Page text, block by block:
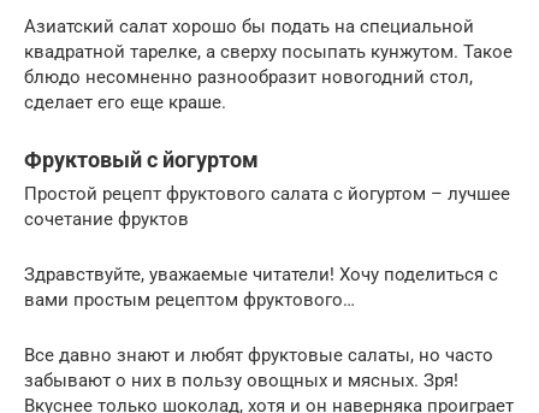
Азиатский салат хорошо бы подать на специальной
квадратной тарелке, а сверху посыпать кунжутом. Такое
блюдо несомненно разнообразит новогодний стол,
сделает его еще краше.
Фруктовый с йогуртом
Простой рецепт фруктового салата с йогуртом – лучшее
сочетание фруктов
Здравствуйте, уважаемые читатели! Хочу поделиться с
вами простым рецептом фруктового…
Все давно знают и любят фруктовые салаты, но часто
забывают о них в пользу овощных и мясных. Зря!
Вкуснее только шоколад, хотя и он наверняка проиграет